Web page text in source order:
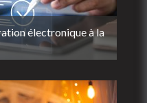
électronique à la